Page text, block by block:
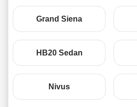
Grand Siena
HB20 Sedan
Nivus